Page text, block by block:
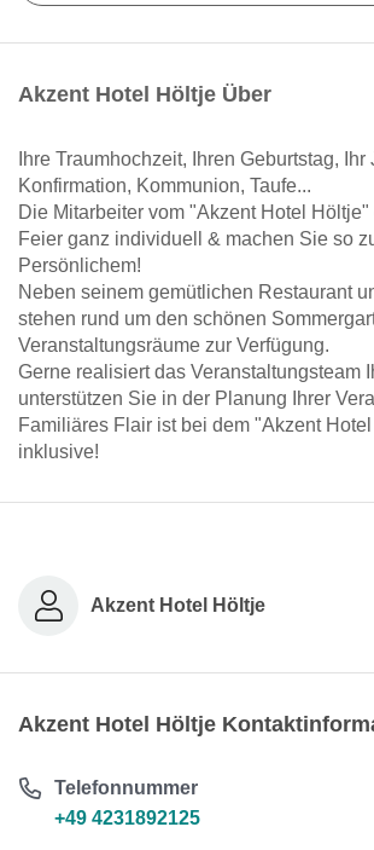
Akzent Hotel Höltje Über
Ihre Traumhochzeit, Ihren Geburtstag, Ihr
Konfirmation, Kommunion, Taufe...
Die Mitarbeiter vom "Akzent Hotel Höltje"
Feier ganz individuell & machen Sie so
Persönlichem!
Neben seinem gemütlichen Restaurant
stehen rund um den schönen
Veranstaltungsräume zur Verfügung.
Gerne realisiert das Veranstaltungsteam
unterstützen Sie in der Planung Ihrer
Familiäres Flair ist bei dem "Akzent
inklusive!
Akzent Hotel Höltje
Akzent Hotel Höltje
Telefonnummer
+49 4231892125